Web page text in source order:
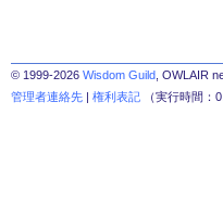
© 1999-2026 Wisdom Guild , OWLAIR
管理者連絡先 | 権利表記 （実行時間：